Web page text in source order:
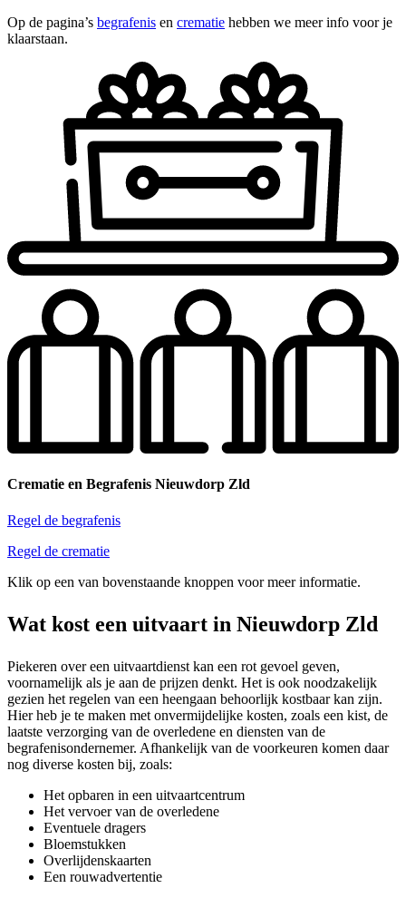
Op de pagina’s begrafenis en crematie hebben we meer info voor je
klaarstaan.
Crematie en Begrafenis Nieuwdorp Zld
Regel de begrafenis
Regel de crematie
Klik op een van bovenstaande knoppen voor meer informatie.
Wat kost een uitvaart in Nieuwdorp Zld
Piekeren over een uitvaartdienst kan een rot gevoel geven,
voornamelijk als je aan de prijzen denkt. Het is ook noodzakelijk
gezien het regelen van een heengaan behoorlijk kostbaar kan zijn.
Hier heb je te maken met onvermijdelijke kosten, zoals een kist, de
laatste verzorging van de overledene en diensten van de
begrafenisondernemer. Afhankelijk van de voorkeuren komen daar
nog diverse kosten bij, zoals:
Het opbaren in een uitvaartcentrum
Het vervoer van de overledene
Eventuele dragers
Bloemstukken
Overlijdenskaarten
Een rouwadvertentie